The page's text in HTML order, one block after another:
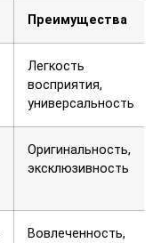
Преимущества
Легкость
восприятия,
универсальность
Оригинальность,
эксклюзивность
Вовлеченность,